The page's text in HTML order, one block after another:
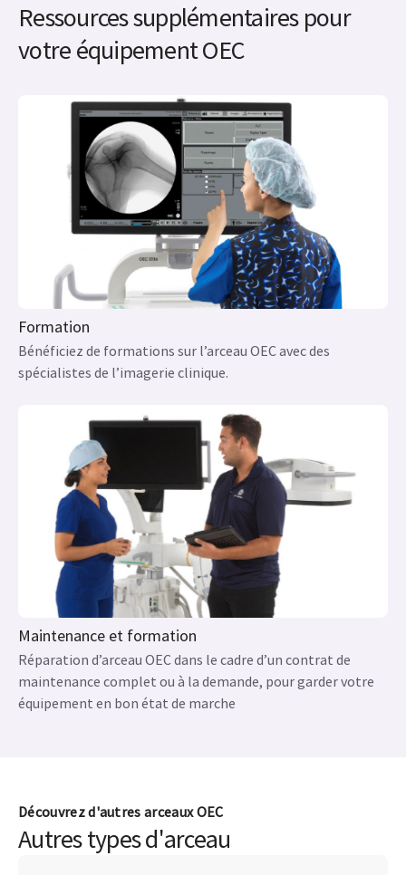
Ressources supplémentaires pour
votre équipement OEC
Formation
Bénéficiez de formations sur l’arceau OEC avec des
spécialistes de l’imagerie clinique.
Maintenance et formation
Réparation d’arceau OEC dans le cadre d’un contrat de
maintenance complet ou à la demande, pour garder votre
équipement en bon état de marche
Découvrez d'autres arceaux OEC
Autres types d'arceau